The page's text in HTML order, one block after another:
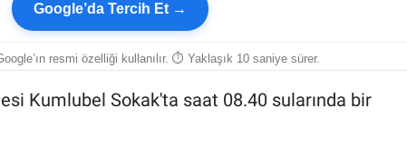
Google’da Tercih Et →
resmi özelliği kullanılır. ⏱ Yaklaşık 10 saniye sürer.
Kumlubel Sokak'ta saat 08.40 sularında bir